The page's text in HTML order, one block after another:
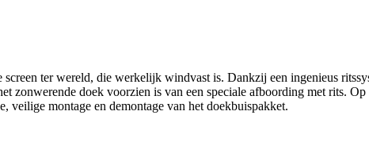
ter wereld, die werkelijk windvast is. Dankzij een ingenieus
doek voorzien is van een speciale afboording met rits.
veilige montage en demontage van het doekbuispakket.